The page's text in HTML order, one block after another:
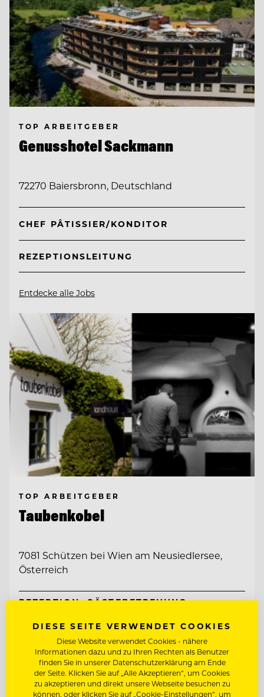
TOP ARBEITGEBER
Genusshotel Sackmann
72270 Baiersbronn, Deutschland
CHEF PÂTISSIER/KONDITOR
REZEPTIONSLEITUNG
Entdecke alle Jobs
TOP ARBEITGEBER
Taubenkobel
7081 Schützen bei Wien am Neusiedlersee,
Österreich
REZEPTION, GÄSTEBETREUUNG,
CHEF DE RANG / COMMIS DE RANG
Entdecke alle Jobs
DIESE SEITE VERWENDET COOKIES
Diese Website verwendet Cookies - nähere
Informationen dazu und zu Ihren Rechten als Benutzer
finden Sie in unserer Datenschutzerklärung am Ende
der Seite. Klicken Sie auf „Alle Akzeptieren“, um Cookies
zu akzeptieren und direkt unsere Webseite besuchen zu
können, oder klicken Sie auf „Cookie-Einstellungen“, um